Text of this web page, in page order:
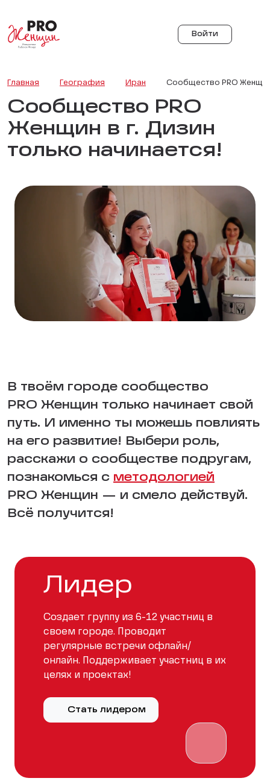
Войти
Главная География Иран Сообщество PRO Женщин
Сообщество PRO
Женщин в г. Дизин
только начинается!
В твоём городе сообщество
PRO Женщин только начинает свой
путь. И именно ты можешь повлиять
на его развитие! Выбери роль,
расскажи о сообществе подругам,
познакомься с методологией
PRO Женщин — и смело действуй.
Всё получится!
Лидер
Создает группу из 6-12 участниц в
своем городе. Проводит
регулярные встречи офлайн/
онлайн. Поддерживает участниц в их
целях и проектах!
Стать лидером